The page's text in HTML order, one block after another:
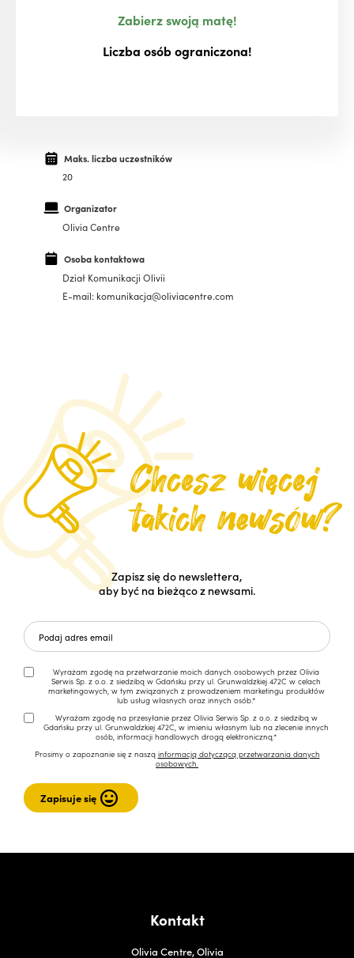
Zabierz swoją matę!
Liczba osób ograniczona!
Maks. liczba uczestników
20
Organizator
Olivia Centre
Osoba kontaktowa
Dział Komunikacji Olivii
E-mail: komunikacja@oliviacentre.com
Zapisz się do newslettera,
aby być na bieżąco z newsami.
Wyrażam zgodę na przetwarzanie moich danych osobowych przez Olivia
Serwis Sp. z o.o. z siedzibą w Gdańsku przy ul. Grunwaldzkiej 472C w celach
marketingowych, w tym związanych z prowadzeniem marketingu produktów
lub usług własnych oraz innych osób.*
Wyrażam zgodę na przesyłanie przez Olivia Serwis Sp. z o.o. z siedzibą w
Gdańsku przy ul. Grunwaldzkiej 472C, w imieniu własnym lub na zlecenie innych
osób, informacji handlowych drogą elektroniczną.*
Prosimy o zapoznanie się z naszą informacją dotyczącą przetwarzania danych
osobowych.
Kontakt
Olivia Centre, Olivia